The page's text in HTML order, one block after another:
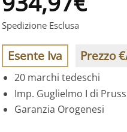
Spedizione Esclusa
Esente Iva Prezzo
20 marchi tedeschi
Imp. Guglielmo I di
Garanzia Orogenesi